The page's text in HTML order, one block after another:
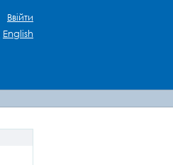
Ввійти
English